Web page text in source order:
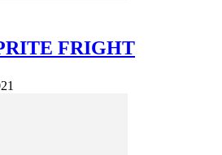
FRIGHT